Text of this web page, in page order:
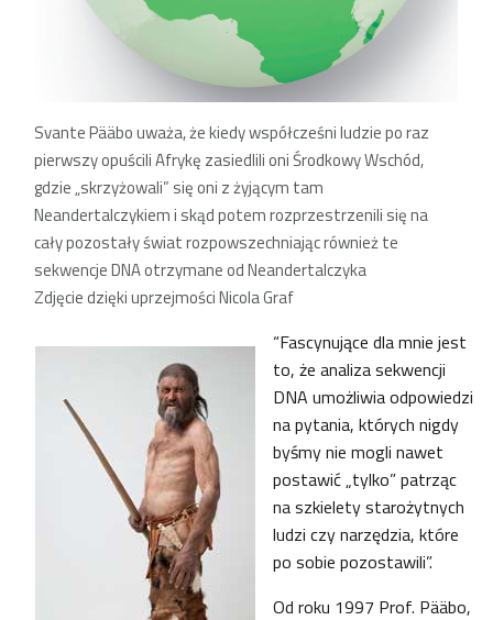
Svante Pääbo uważa, że kiedy współcześni ludzie po raz
pierwszy opuścili Afrykę zasiedlili oni Środkowy Wschód,
gdzie „skrzyżowali” się oni z żyjącym tam
Neandertalczykiem i skąd potem rozprzestrzenili się na
cały pozostały świat rozpowszechniając również te
sekwencje DNA otrzymane od Neandertalczyka
Zdjęcie dzięki uprzejmości Nicola Graf
“Fascynujące dla mnie jest
to, że analiza sekwencji
DNA umożliwia odpowiedzi
na pytania, których nigdy
byśmy nie mogli nawet
postawić „tylko” patrząc
na szkielety starożytnych
ludzi czy narzędzia, które
po sobie pozostawili”.
Od roku 1997 Prof. Pääbo,